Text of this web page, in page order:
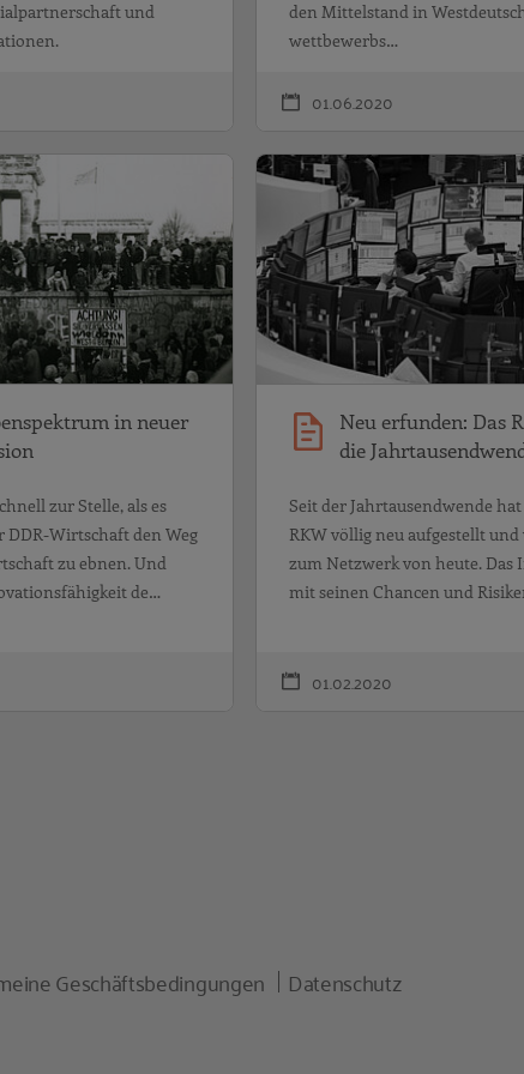
und
den Mittelstand in
wettbewerbs…
01.06.2020
begrenztem Wachstum
in neuer
zur Stelle, als es
DDR-Wirtschaft den Weg
zu ebnen. Und
de…
Aufgabenspektrum in neuer
Neu erfunden: Das
die
Seit der Jahrtausendwende hat
RKW völlig neu aufgestellt und
zum Netzwerk von heute. Das
mit seinen Chancen und
01.02.2020
Geschäftsbedingungen Datenschutz